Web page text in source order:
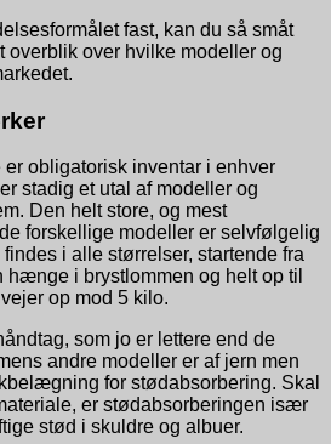
fast, kan du så småt
overblik over hvilke modeller og
obligatorisk inventar i enhver
stadig et utal af modeller og
Den helt store, og mest
forskellige modeller er selvfølgelig
i alle størrelser, startende fra
hænge i brystlommen og helt op til
op mod 5 kilo.
som jo er lettere end de
andre modeller er af jern men
for stødabsorbering. Skal
er stødabsorberingen især
stød i skuldre og albuer.